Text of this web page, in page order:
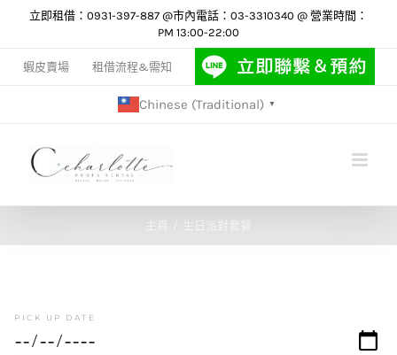
content
立即租借：0931-397-887 @市內電話：03-3310340 @ 營業時間：
PM 13:00-22:00
蝦皮賣場 租借流程&需知
Chinese (Traditional) ▼
生日派對套餐
PICK UP DATE